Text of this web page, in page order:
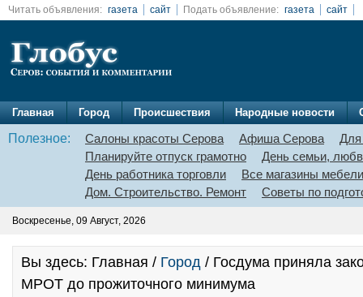
Читать объявления: газета сайт Подать объявление: газета сайт
Главная Город Происшествия Народные новости
Полезное: Салоны красоты Серова Афиша Серова
Для
Планируйте отпуск грамотно
День семьи,
День работника торговли
Все магазины мебели
Дом. Строительство. Ремонт
Советы по
Воскресенье, 09 Август, 2026
Вы здесь: Главная / Город / Госдума приняла
МРОТ до прожиточного минимума